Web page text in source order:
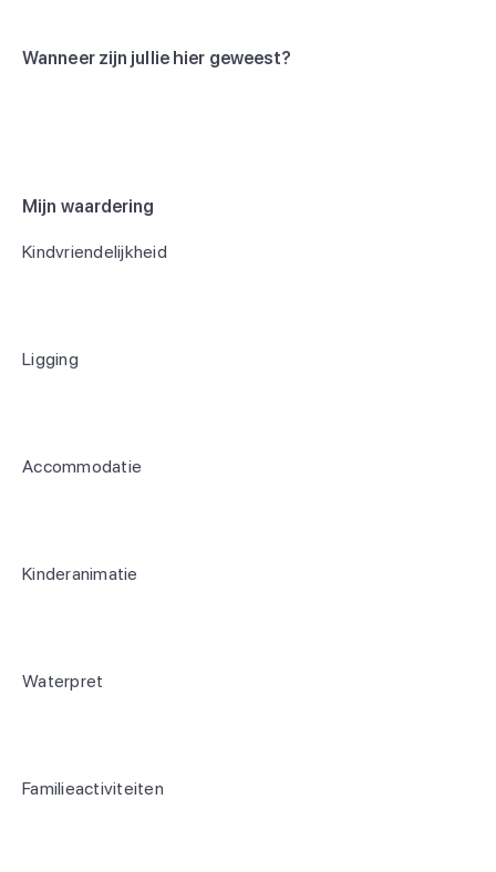
Wanneer zijn jullie hier geweest?
Mijn waardering
Kindvriendelijkheid
Ligging
Accommodatie
Kinderanimatie
Waterpret
Familieactiviteiten